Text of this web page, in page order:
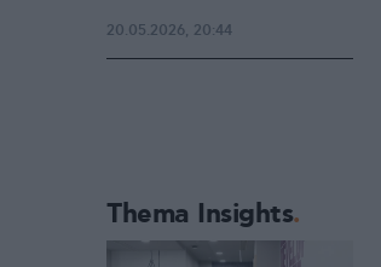
20.05.2026, 20:44
Thema Insights